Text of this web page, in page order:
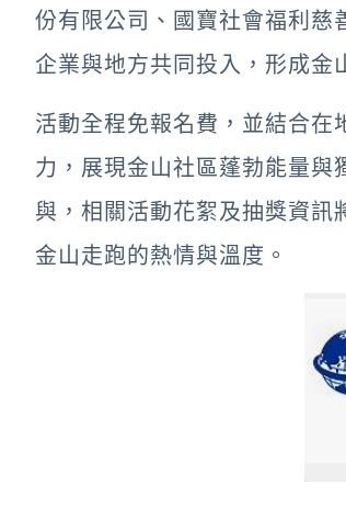
份有限公司、國寶社會福利慈
企業與地方共同投入，形成金
活動全程免報名費，並結合
力，展現金山社區蓬勃能量與
與，相關活動花絮及抽獎資訊
金山走跑的熱情與溫度。